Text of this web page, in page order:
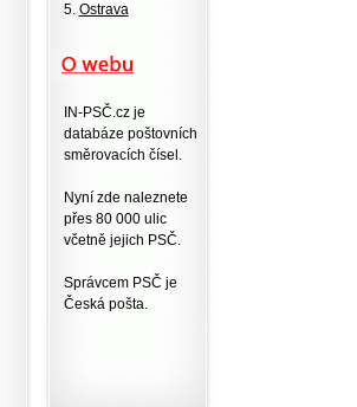
5. Ostrava
IN-PSČ.cz je
databáze poštovních
směrovacích čísel.
Nyní zde naleznete
přes 80 000 ulic
včetně jejich PSČ.
Správcem PSČ je
Česká pošta.